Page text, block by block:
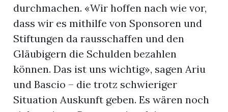
durchmachen. «Wir hoffen nach wie vor,
dass wir es mithilfe von Sponsoren und
Stiftungen da rausschaffen und den
Gläubigern die Schulden bezahlen
können. Das ist uns wichtig», sagen Ariu
und Bascio – die trotz schwieriger
Situation Auskunft geben. Es wären noch